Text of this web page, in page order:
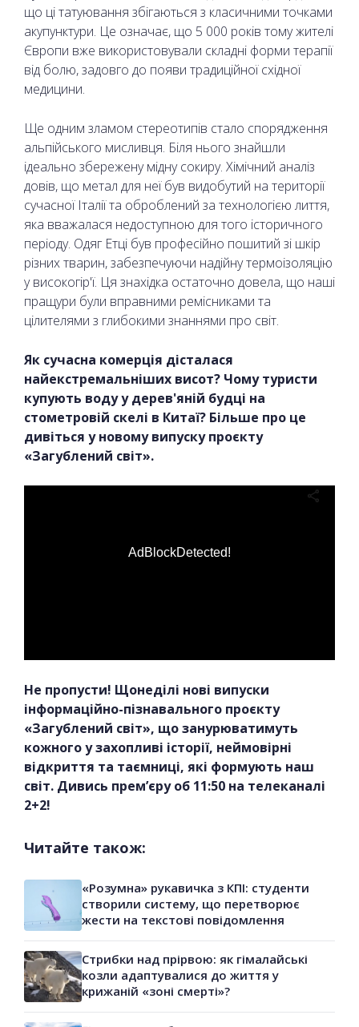
що ці татуювання збігаються з класичними точками
акупунктури. Це означає, що 5 000 років тому жителі
Європи вже використовували складні форми терапії
від болю, задовго до появи традиційної східної
медицини.
Ще одним зламом стереотипів стало спорядження
альпійського мисливця. Біля нього знайшли
ідеально збережену мідну сокиру. Хімічний аналіз
довів, що метал для неї був видобутий на території
сучасної Італії та оброблений за технологією лиття,
яка вважалася недоступною для того історичного
періоду. Одяг Етці був професійно пошитий зі шкір
різних тварин, забезпечуючи надійну термоізоляцію
у високогір'ї. Ця знахідка остаточно довела, що наші
пращури були вправними ремісниками та
цілителями з глибокими знаннями про світ.
Як сучасна комерція дісталася
найекстремальніших висот? Чому туристи
купують воду у дерев'яній будці на
стометровій скелі в Китаї? Більше про це
дивіться у новому випуску проєкту
«Загублений світ».
AdBlockDetected!
Не пропусти! Щонеділі нові випуски
інформаційно-пізнавального проєкту
«Загублений світ», що занурюватимуть
кожного у захопливі історії, неймовірні
відкриття та таємниці, які формують наш
світ. Дивись прем’єру об 11:50 на телеканалі
2+2!
Читайте також:
«Розумна» рукавичка з КПІ: студенти
створили систему, що перетворює
жести на текстові повідомлення
Стрибки над прірвою: як гімалайські
козли адаптувалися до життя у
крижаній «зоні смерті»?